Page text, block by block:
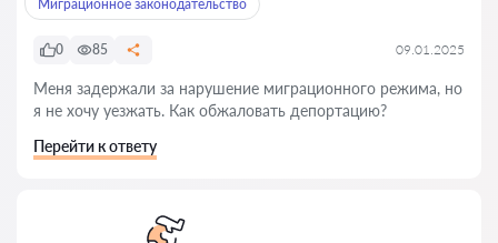
Миграционное законодательство
0 85 09.01.2025
Меня задержали за нарушение миграционного режима, но
я не хочу уезжать. Как обжаловать депортацию?
Перейти к ответу